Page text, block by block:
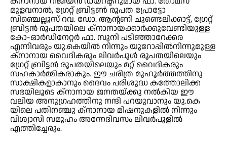
മുളവനാല്‍, ഗ്രേറ്റ് ബ്രിട്ടണ്‍ രൂപത പ്രോട്ടോ
സിഞ്ചെല്ലൂസ് റവ. ഡോ. ആന്റണി ചുണ്ടെലിക്കാട്ട്, ഗ്രേറ്റ്
ബ്രിട്ടന്‍ രൂപതയിലെ ക്‌നാനായക്കാര്‍ക്കുവേണ്ടിയുള്ള
കോ-ഓര്‍ഡിനേറ്റര്‍ ഫാ. സുനി പടിഞ്ഞാറേക്കര
എന്നിവരും യു.കെയില്‍ നിന്നും യൂറോപ്പില്‍നിന്നുമുള്ള
ക്‌നാനായ വൈദികരും ലിവര്‍പൂള്‍ രൂപതയിലെയും
ഗ്രേറ്റ് ബ്രിട്ടന്‍ രൂപതയിലെയും മറ്റ് വൈദികരും
സഹകാര്‍മ്മികരാകും. ഈ ചരിത്ര മുഹൂര്‍ത്തത്തിനു
സാക്ഷികളാകാനും ദൈവം പരിശുദ്ധ കത്തോലിക്ക
സഭയിലൂടെ ക്‌നാനായ ജനതയ്ക്കു നല്‍കിയ ഈ
വലിയ അനുഗ്രഹത്തിനു നന്ദി പറയുവാനും യു.കെ
യിലെ പതിനഞ്ചു ക്‌നാനായ മിഷനുകളില്‍ നിന്നും
വിശ്വാസി സമൂഹം അന്നേദിവസം ലിവര്‍പൂളില്‍
എത്തിച്ചേരും.